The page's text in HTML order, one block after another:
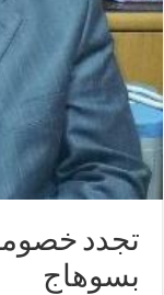
تجدد خصومة
بسوهاج